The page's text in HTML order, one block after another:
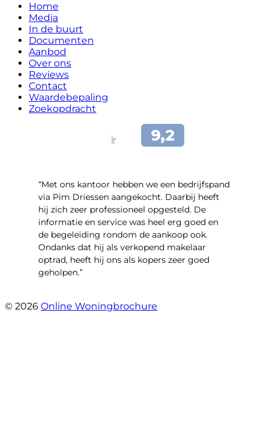
Home
Media
In de buurt
Documenten
Aanbod
Over ons
Reviews
Contact
Waardebepaling
Zoekopdracht
“Met ons kantoor hebben we een bedrijfspand
via Pim Driessen aangekocht. Daarbij heeft
hij zich zeer professioneel opgesteld. De
informatie en service was heel erg goed en
de begeleiding rondom de aankoop ook.
Ondanks dat hij als verkopend makelaar
optrad, heeft hij ons als kopers zeer goed
geholpen.”
© 2026 Online Woningbrochure